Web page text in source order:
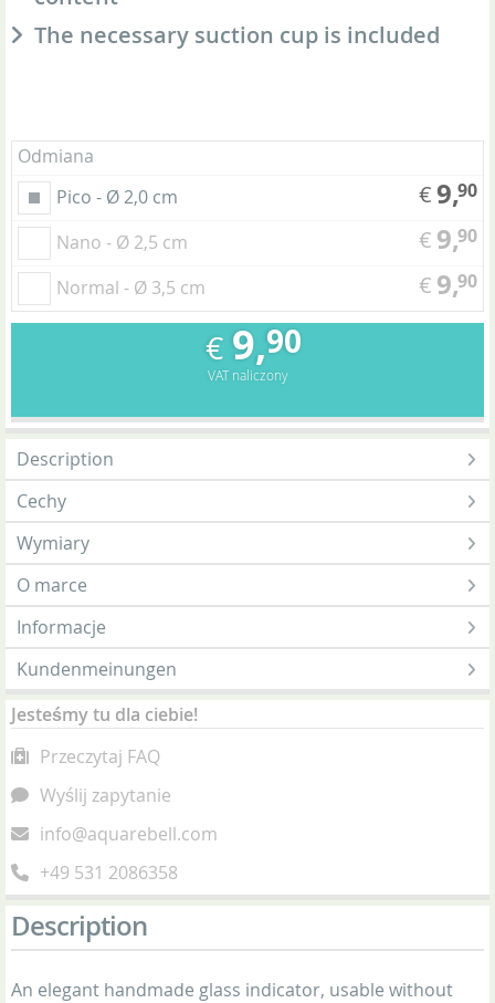
The necessary suction cup is included
Odmiana
€9,90
Pico - Ø 2,0 cm
€ 9,90
Nano - Ø 2,5 cm
€ 9,90
Normal - Ø 3,5 cm
€ 9,90
VAT naliczony
Description
Cechy
Wymiary
O marce
Informacje
Kundenmeinungen
Jesteśmy tu dla ciebie!
Przeczytaj FAQ
Wyślij zapytanie
info@aquarebell.com
+49 531 2086358
Description
An elegant handmade glass indicator, usable without